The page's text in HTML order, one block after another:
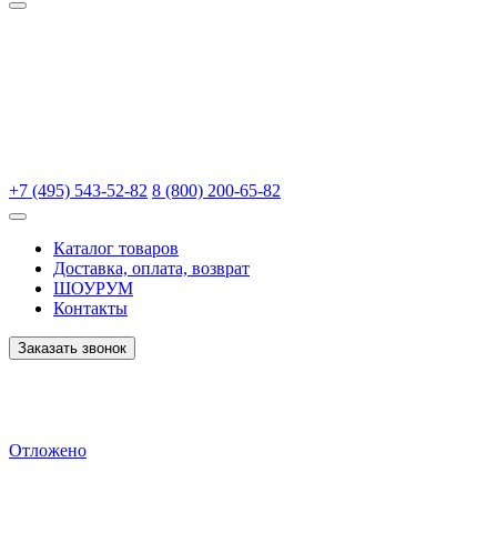
+7 (495) 543-52-82 8 (800) 200-65-82
Каталог товаров
Доставка, оплата, возврат
ШОУРУМ
Контакты
Заказать звонок
Отложено